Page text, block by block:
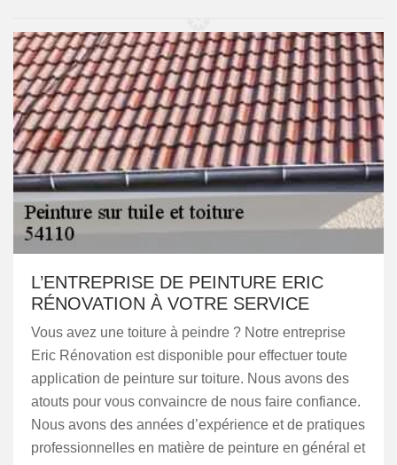
L’ENTREPRISE DE PEINTURE ERIC
RÉNOVATION À VOTRE SERVICE
Vous avez une toiture à peindre ? Notre entreprise
Eric Rénovation est disponible pour effectuer toute
application de peinture sur toiture. Nous avons des
atouts pour vous convaincre de nous faire confiance.
Nous avons des années d’expérience et de pratiques
professionnelles en matière de peinture en général et